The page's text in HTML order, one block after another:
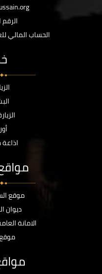
الحساب المالي
موقع
ديوان
الامانة
موقع